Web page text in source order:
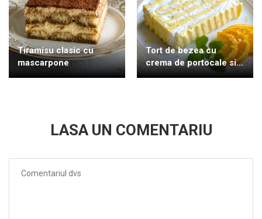
Tiramisu clasic cu
mascarpone
Tort de bezea cu
crema de portocale si...
LASA UN COMENTARIU